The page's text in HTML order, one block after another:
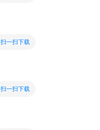
扫一扫下载
扫一扫下载